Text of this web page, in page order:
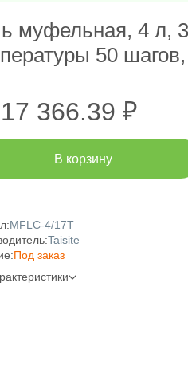
муфельная, 4 л,
50
366.39 ₽
В корзину
MFLC-4/17T
Taisite
Под заказ